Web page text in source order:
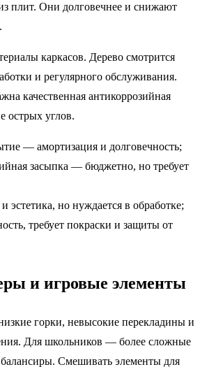
плит. Они долговечнее и снижают
каркасов. Дерево смотрится
и регулярного обслуживания.
качественная антикоррозийная
острых углов.
— амортизация и долговечность;
засыпка — бюджетно, но требует
эстетика, но нуждается в обработке;
требует покраски и защиты от
и игровые элементы
горки, невысокие перекладины и
Для школьников — более сложные
Смешивать элементы для